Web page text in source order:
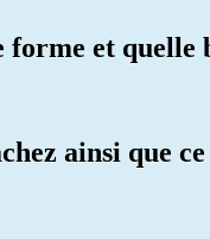
forme et quelle
ainsi que